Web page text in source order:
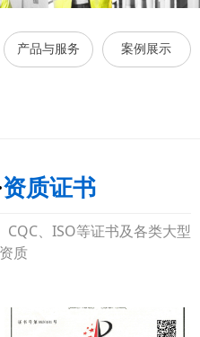
产品与服务 案例展示
资质证书
、ISO等证书及各类大型
质